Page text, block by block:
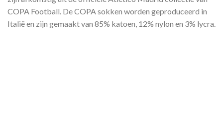
COPA Football. De COPA sokken worden geproduceerd in
Italië en zijn gemaakt van 85% katoen, 12% nylon en 3% lycra.